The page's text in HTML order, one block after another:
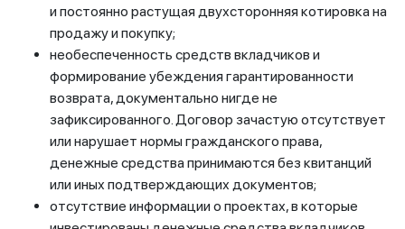
и постоянно растущая двухсторонняя котировка на
продажу и покупку;
необеспеченность средств вкладчиков и
формирование убеждения гарантированности
возврата, документально нигде не
зафиксированного. Договор зачастую отсутствует
или нарушает нормы гражданского права,
денежные средства принимаются без квитанций
или иных подтверждающих документов;
отсутствие информации о проектах, в которые